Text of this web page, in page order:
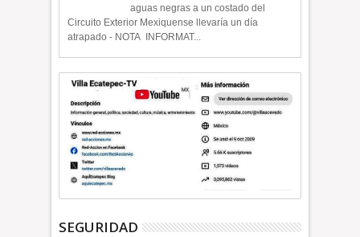
aguas negras a un costado del
Circuito Exterior Mexiquense llevaría un día
atrapado - NOTA INFORMAT...
SEGURIDAD